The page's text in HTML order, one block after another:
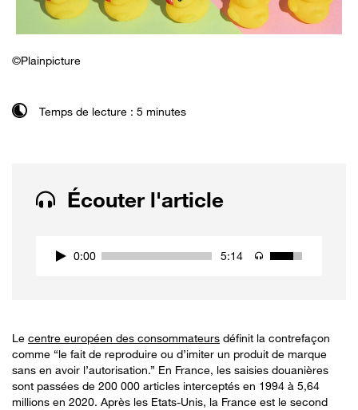
©Plainpicture
Temps de lecture : 5 minutes
Écouter l'article
0:00 5:14
Le centre européen des consommateurs définit la contrefaçon
comme “le fait de reproduire ou d’imiter un produit de marque
sans en avoir l’autorisation.” En France, les saisies douanières
sont passées de 200 000 articles interceptés en 1994 à 5,64
millions en 2020. Après les Etats-Unis, la France est le second